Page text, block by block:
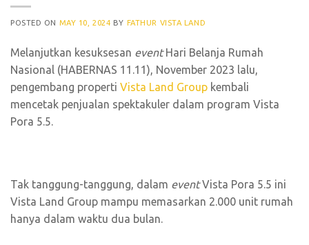
POSTED ON MAY 10, 2024 BY FATHUR VISTA LAND
Melanjutkan kesuksesan eventHari Belanja Rumah
Nasional (HABERNAS 11.11), November 2023 lalu,
pengembang properti Vista Land Group kembali
mencetak penjualan spektakuler dalam program Vista
Pora 5.5.
Tak tanggung-tanggung, dalam eventVista Pora 5.5 ini
Vista Land Group mampu memasarkan 2.000 unit rumah
hanya dalam waktu dua bulan.